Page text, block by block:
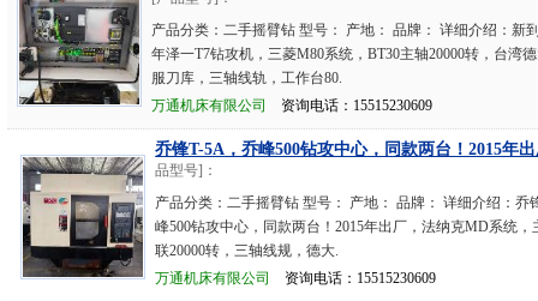
产品分类：二手摇臂钻 型号： 产地： 品牌： 详细介绍：新
年泽一T7钻攻机，三菱M80系统，BT30主轴20000转，台湾
服刀库，三轴线轨，工作台80.
万通机床有限公司
资询电话：15515230609
乔锋T-5A，乔峰500钻攻中心，同款两台！2015年
品型号]：
产品分类：二手摇臂钻 型号： 产地： 品牌： 详细介绍：乔
峰500钻攻中心，同款两台！2015年出厂，法纳克MD系统，
联20000转，三轴线规，德大.
万通机床有限公司
资询电话：15515230609